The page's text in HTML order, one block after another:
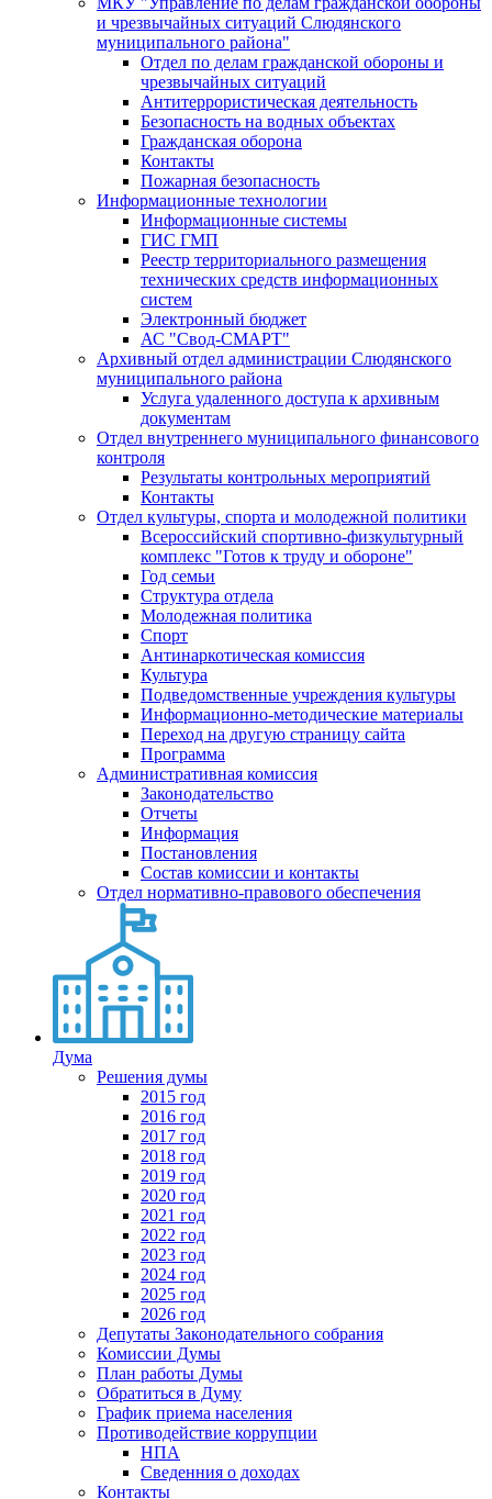
и чрезвычайных ситуаций Слюдянского
муниципального района"
Отдел по делам гражданской обороны и
чрезвычайных ситуаций
Антитеррористическая деятельность
Безопасность на водных объектах
Гражданская оборона
Контакты
Пожарная безопасность
Информационные технологии
Информационные системы
ГИС ГМП
Реестр территориального размещения
технических средств информационных
систем
Электронный бюджет
АС "Свод-СМАРТ"
Архивный отдел администрации Слюдянского
муниципального района
Услуга удаленного доступа к архивным
документам
Отдел внутреннего муниципального финансового
контроля
Результаты контрольных мероприятий
Контакты
Отдел культуры, спорта и молодежной политики
Всероссийский спортивно-физкультурный
комплекс "Готов к труду и обороне"
Год семьи
Структура отдела
Молодежная политика
Спорт
Антинаркотическая комиссия
Культура
Подведомственные учреждения культуры
Информационно-методические материалы
Переход на другую страницу сайта
Программа
Административная комиссия
Законодательство
Отчеты
Информация
Постановления
Состав комиссии и контакты
Отдел нормативно-правового обеспечения
Дума
Решения думы
2015 год
2016 год
2017 год
2018 год
2019 год
2020 год
2021 год
2022 год
2023 год
2024 год
2025 год
2026 год
Депутаты Законодательного собрания
Комиссии Думы
План работы Думы
Обратиться в Думу
График приема населения
Противодействие коррупции
НПА
Сведенния о доходах
Контакты